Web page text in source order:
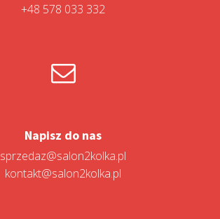
+48 578 033 332
Napisz do nas
sprzedaz@salon2kolka.pl
kontakt@salon2kolka.pl